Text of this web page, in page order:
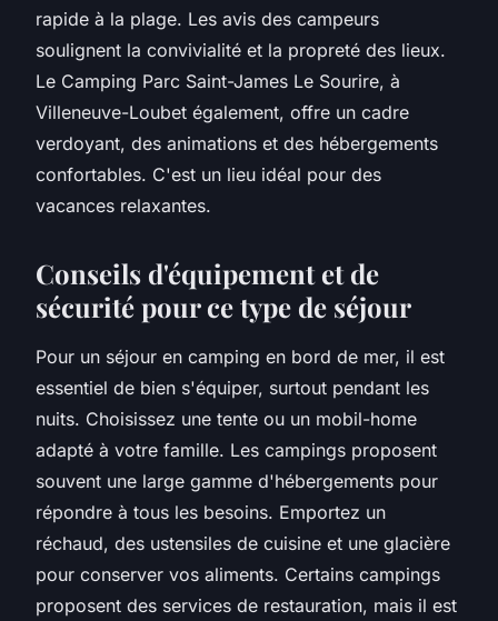
rapide à la plage. Les avis des campeurs
soulignent la convivialité et la propreté des lieux.
Le Camping Parc Saint-James Le Sourire, à
Villeneuve-Loubet également, offre un cadre
verdoyant, des animations et des hébergements
confortables. C'est un lieu idéal pour des
vacances relaxantes.
Conseils d'équipement et de
sécurité pour ce type de séjour
Pour un séjour en camping en bord de mer, il est
essentiel de bien s'équiper, surtout pendant les
nuits. Choisissez une tente ou un mobil-home
adapté à votre famille. Les campings proposent
souvent une large gamme d'hébergements pour
répondre à tous les besoins. Emportez un
réchaud, des ustensiles de cuisine et une glacière
pour conserver vos aliments. Certains campings
proposent des services de restauration, mais il est